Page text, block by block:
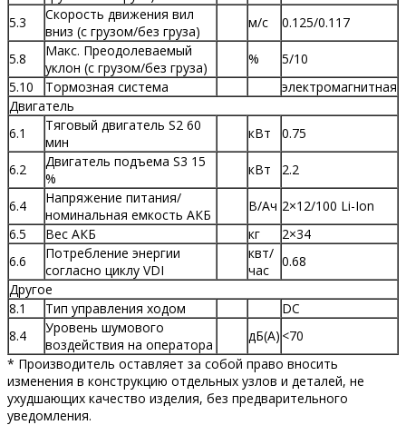
5.3
Скорость движения вил
вниз (с грузом/без груза)
м/с 0.125/0.117
5.8
Макс. Преодолеваемый
уклон (с грузом/без груза)
%
5/10
5.10
Тормозная система
электромагнитная
Двигатель
6.1
Тяговый двигатель S2 60
мин
кВт 0.75
6.2
Двигатель подъема S3 15
%
кВт 2.2
6.4
Напряжение питания/
номинальная емкость АКБ
В/Ач 2×12/100 Li-Ion
6.5
Вес АКБ кг
2×34
6.6
Потребление энергии
согласно циклу VDI
квт/
час
0.68
Другое
8.1
Тип управления ходом
DC
8.4
Уровень шумового
воздействия на оператора
дБ(A) <70
* Производитель оставляет за собой право вносить
изменения в конструкцию отдельных узлов и деталей, не
ухудшающих качество изделия, без предварительного
уведомления.